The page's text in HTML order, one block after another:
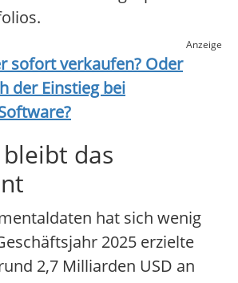
Anzeige
sofort verkaufen? Oder
der Einstieg bei
?
das
hat sich wenig
2025 erzielte
2,7 Milliarden USD an